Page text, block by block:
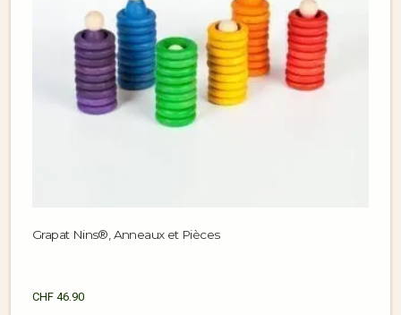
Grapat Nins®, Anneaux et Pièces
CHF 46.90